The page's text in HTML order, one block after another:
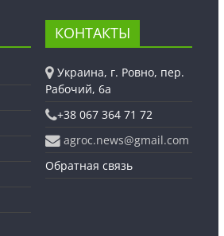
КОНТАКТЫ
Украина, г. Ровно, пер.
Рабочий, 6а
+38 067 364 71 72
agroc.news@gmail.com
Обратная связь